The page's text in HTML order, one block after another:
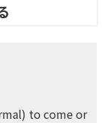
to come or